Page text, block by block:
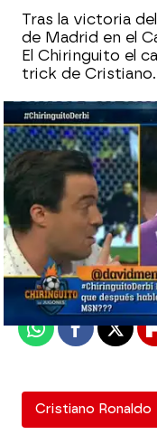
Tras la victoria
de Madrid en el
El Chiringuito el
trick de
mega
Madrid
Publicado:12 de
WhatsappFacebook
X
Cristiano Ronaldo